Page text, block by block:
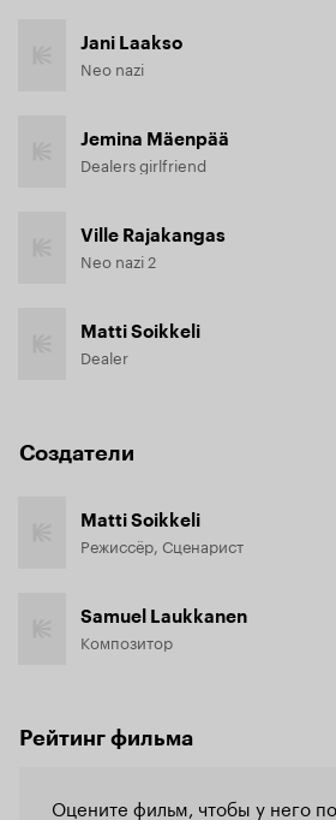
Jani Laakso
Neo nazi
Jemina Mäenpää
Dealers girlfriend
Ville Rajakangas
Neo nazi 2
Matti Soikkeli
Dealer
Создатели
Matti Soikkeli
Режиссёр, Сценарист
Samuel Laukkanen
Композитор
Рейтинг фильма
Оцените фильм, чтобы у него